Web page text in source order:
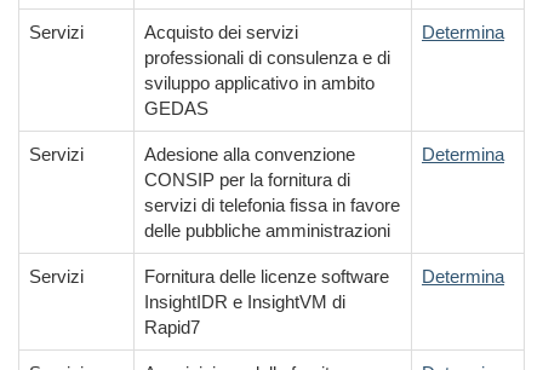
Servizi
Acquisto dei servizi
professionali di consulenza e di
sviluppo applicativo in ambito
GEDAS
Determina
Servizi
Adesione alla convenzione
CONSIP per la fornitura di
servizi di telefonia fissa in favore
delle pubbliche amministrazioni
Determina
Servizi
Fornitura delle licenze software
InsightIDR e InsightVM di
Rapid7
Determina